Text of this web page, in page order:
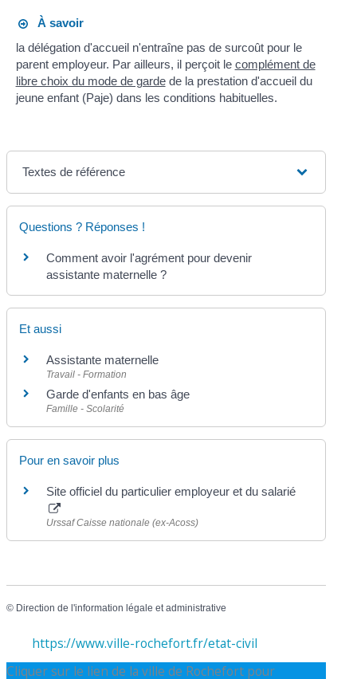
À savoir
la délégation d'accueil n'entraîne pas de surcoût pour le
parent employeur. Par ailleurs, il perçoit le complément de
libre choix du mode de gardede la prestation d'accueil du
jeune enfant (Paje) dans les conditions habituelles.
Textes de référence
Questions ? Réponses !
Comment avoir l'agrément pour devenir
assistante maternelle ?
Et aussi
Assistante maternelle
Travail - Formation
Garde d'enfants en bas âge
Famille - Scolarité
Pour en savoir plus
Site officiel du particulier employeur et du salarié
Urssaf Caisse nationale (ex-Acoss)
© Direction de l'information légale et administrative
https://www.ville-rochefort.fr/etat-civil
Cliquer sur le lien de la ville de Rochefort pour